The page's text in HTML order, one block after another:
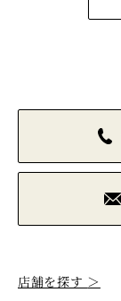
店舗を探す ＞